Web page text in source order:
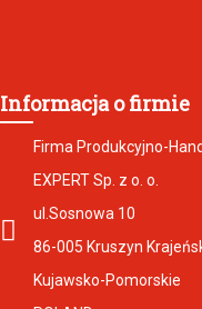
Informacja o firmie
Firma Produkcyjno-
EXPERT Sp. z o. o.
ul.Sosnowa 10
86-005 Kruszyn
Kujawsko-Pomorskie